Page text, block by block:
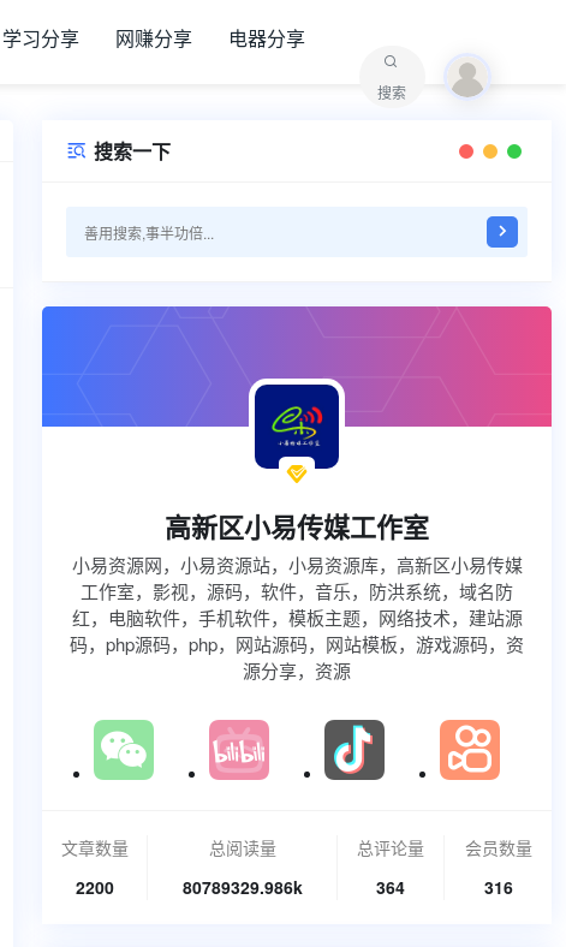
学习分享 网赚分享 电器分享
搜索
 搜索一下

高新区小易传媒工作室
小易资源网，小易资源站，小易资源库，高新区小易传媒
工作室，影视，源码，软件，音乐，防洪系统，域名防
红，电脑软件，手机软件，模板主题，网络技术，建站源
码，php源码，php，网站源码，网站模板，游戏源码，资
源分享，资源
文章数量
2200
总阅读量
80789329.986k
总评论量
364
会员数量
316